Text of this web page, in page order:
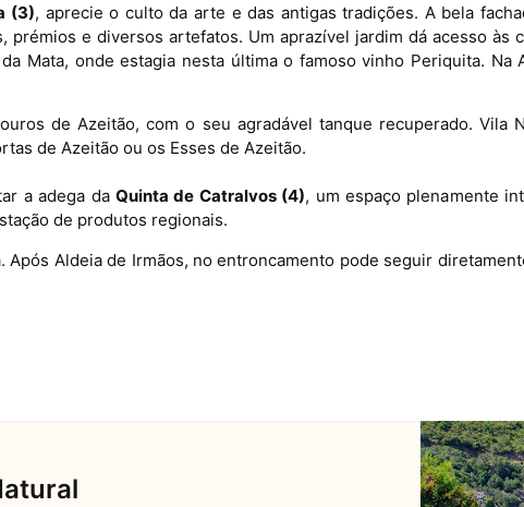
(3), aprecie o culto da arte e das antigas tradições. A bela
prémios e diversos artefatos. Um aprazível jardim dá acesso às
Mata, onde estagia nesta última o famoso vinho Periquita.
de Azeitão, com o seu agradável tanque recuperado. Vila
de Azeitão ou os Esses de Azeitão.
a adega da Quinta de Catralvos (4), um espaço plenamente
de produtos regionais.
Aldeia de Irmãos, no entroncamento pode seguir